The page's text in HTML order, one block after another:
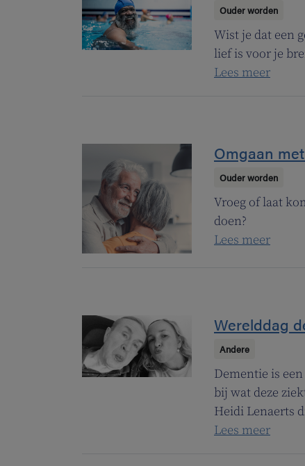
Ouder worden
Wist je dat een
lief is voor je
Lees meer
Omgaan
Ouder worden
Vroeg of laat
doen?
Lees meer
Werelddag
Andere
Dementie is
bij wat deze
Heidi Lenaerts
Lees meer